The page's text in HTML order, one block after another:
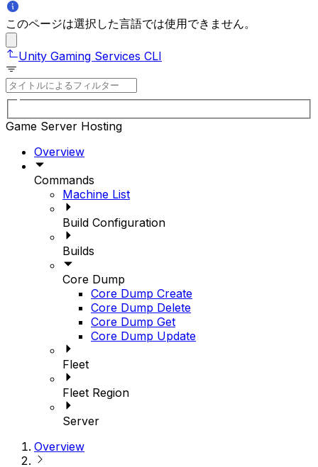
このページは選択した言語では使用できません。
Unity Gaming Services CLI
Game Server Hosting
Overview
Commands
Machine List
Build Configuration
Builds
Core Dump
Core Dump Create
Core Dump Delete
Core Dump Get
Core Dump Update
Fleet
Fleet Region
Server
Overview